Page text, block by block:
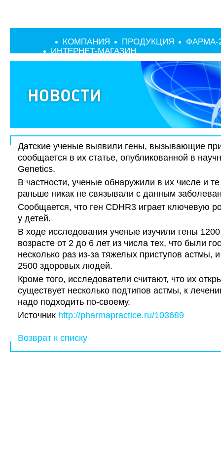
КОМПАНИЯ ПРОДУКЦИЯ
ФАРМА-
ИНТЕРНЕТ-МАГАЗИН
Датские ученые выявили гены, вызывающие
сообщается в их статье, опубликованной в
Genetics.
В частности, ученые обнаружили в их числе и
раньше никак не связывали с данным
Сообщается, что ген CDHR3 играет ключевую
у детей.
В ходе исследования ученые изучили гены
возрасте от 2 до 6 лет из числа тех, что были
несколько раз из-за тяжелых приступов астмы,
2500 здоровых людей.
Кроме того, исследователи считают, что их
существует несколько подтипов астмы, к
надо подходить по-своему.
Источник http://pharmapractice.ru/103689
Возврат к списку